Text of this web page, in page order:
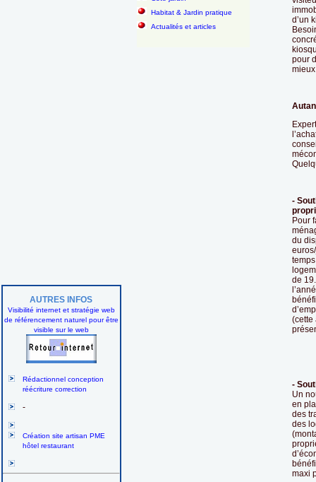
AUTRES INFOS
Visibilité internet et stratégie web
de référencement naturel pour être
visible sur le web
Rédactionnel conception
réécriture correction
-
Création site artisan PME
hôtel restaurant
Habitat & Jardin pratique
Actualités et articles
d’un
pour
-
Pour
du
de
(cette
-
Un
en
des
des
maxi